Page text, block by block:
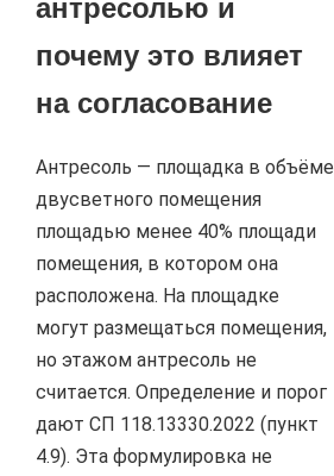
антресолью и
почему это влияет
на согласование
Антресоль — площадка в объёме
двусветного помещения
площадью менее 40% площади
помещения, в котором она
расположена. На площадке
могут размещаться помещения,
но этажом антресоль не
считается. Определение и порог
дают СП 118.13330.2022 (пункт
4.9). Эта формулировка не